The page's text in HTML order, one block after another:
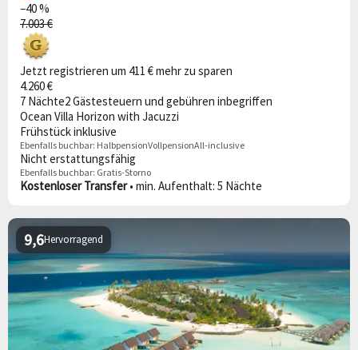
−40 %
7.003 €
Jetzt registrieren um 411 € mehr zu sparen
4.260 €
7 Nächte2 Gästesteuern und gebühren inbegriffen
Ocean Villa Horizon with Jacuzzi
Frühstück inklusive
Ebenfalls buchbar: HalbpensionVollpensionAll-inclusive
Nicht erstattungsfähig
Ebenfalls buchbar: Gratis-Storno
Kostenloser Transfer• min. Aufenthalt: 5 Nächte
Hervorragend
9,6